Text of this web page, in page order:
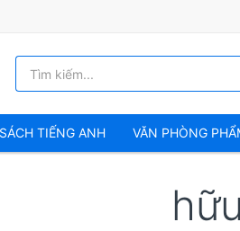
SÁCH TIẾNG ANH VĂN PHÒNG